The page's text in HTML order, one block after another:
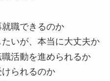
職できるのか
いが、本当に大丈夫か
活動を進められるか
られるのか